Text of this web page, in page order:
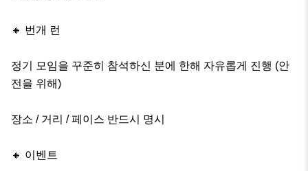
🔸 번개 런
정기 모임을 꾸준히 참석하신 분에 한해 자유롭게 진행 (안
전을 위해)
장소 / 거리 / 페이스 반드시 명시
🔸 이벤트